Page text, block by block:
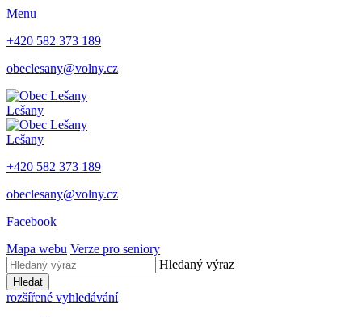
Menu
+420 582 373 189
obeclesany@volny.cz
Lešany
Lešany
+420 582 373 189
obeclesany@volny.cz
Facebook
Mapa webu Verze pro seniory
Hledaný výraz
Hledat
rozšířené vyhledávání